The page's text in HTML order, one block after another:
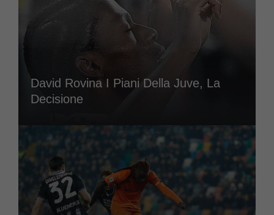
David Rovina I Piani Della Juve, La
Decisione